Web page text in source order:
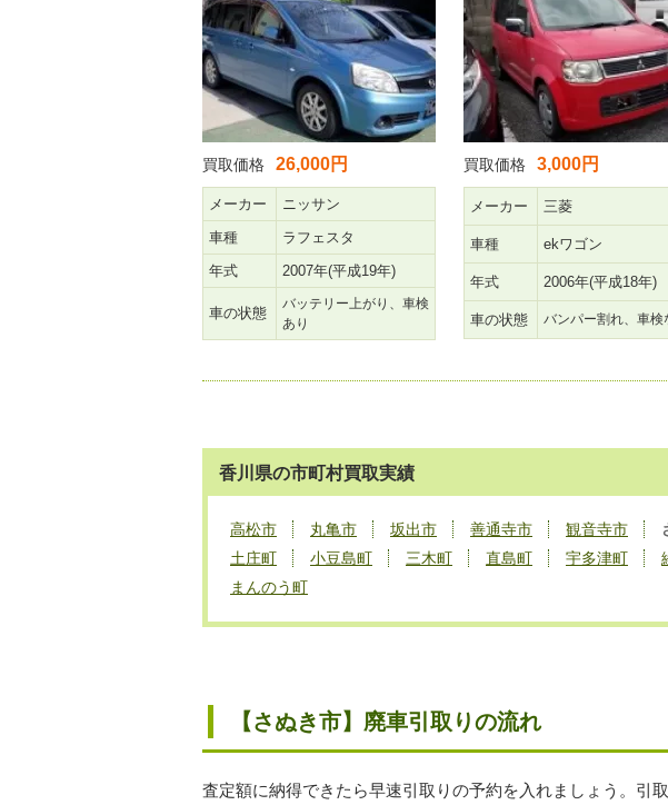
買取価格 26,000円
メーカー
ニッサン
車種
ラフェスタ
年式
2007年(平成19年)
車の状態
バッテリー上がり、車検
あり
買取価格 3,000円
メーカー 三菱
車種 ekワゴン
年式 2006年(平成18年)
車の状態 バンパー割れ、車検
香川県の市町村買取実績
高松市 丸亀市 坂出市 善通寺市 観音寺市
土庄町
小豆島町 三木町 直島町 宇多津町
まんのう町
【さぬき市】廃車引取りの流れ
査定額に納得できたら早速引取りの予約を入れましょう。引